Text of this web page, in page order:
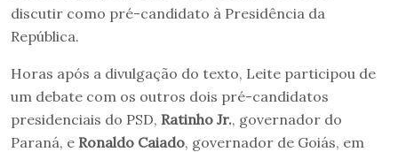
discutir como pré-candidato à Presidência da
República.
Horas após a divulgação do texto, Leite participou de
um debate com os outros dois pré-candidatos
presidenciais do PSD, Ratinho Jr., governador do
Paraná, e Ronaldo Caiado, governador de Goiás, em